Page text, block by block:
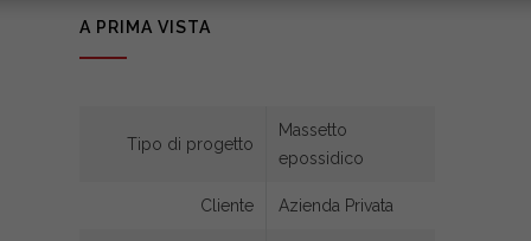
A PRIMA VISTA
Tipo di progetto
Massetto
epossidico
Cliente Azienda Privata